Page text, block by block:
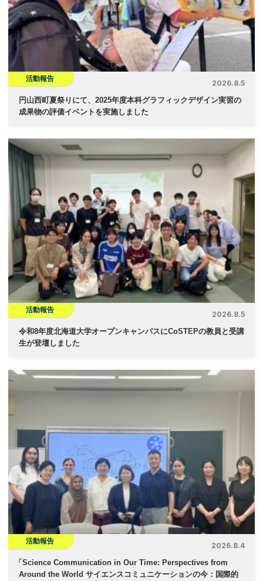
ョ
ン
活動報告
2026.8.5
円山西町夏祭りにて、2025年度本科グラフィックデザイン実習の
成果物の評価イベントを実施しました
活動報告
2026.8.5
令和8年度北海道大学オープンキャンパスにCoSTEPの教員と受講
生が登壇しました
活動報告
2026.8.4
「 Science Communication in Our Time: Perspectives from
Around the World サイエンスコミュニケーションの今：国際的